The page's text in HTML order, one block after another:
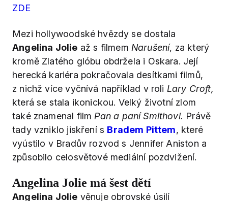
ZDE
Mezi hollywoodské hvězdy se dostala
Angelina Jolie až s filmem Narušení, za který
kromě Zlatého glóbu obdržela i Oskara. Její
herecká kariéra pokračovala desítkami filmů,
z nichž více vyčnívá například v roli Lary Croft,
která se stala ikonickou. Velký životní zlom
také znamenal film Pan a paní Smithovi. Právě
tady vzniklo jiskření s Bradem Pittem, které
vyústilo v Bradův rozvod s Jennifer Aniston a
způsobilo celosvětové mediální pozdvižení.
Angelina Jolie má šest dětí
Angelina Jolie věnuje obrovské úsilí